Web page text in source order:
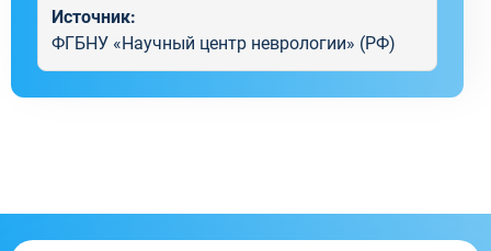
Источник:
ФГБНУ «Научный центр неврологии» (РФ)